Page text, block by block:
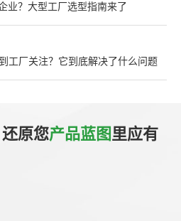
业？大型工厂选型指南来了
工厂关注？它到底解决了什么问题
原您产品蓝图里应有